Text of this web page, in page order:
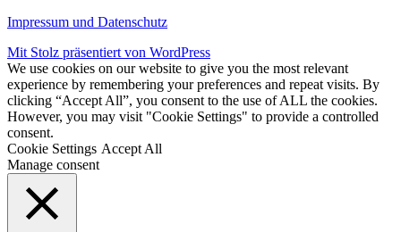
Impressum und Datenschutz
Mit Stolz präsentiert von WordPress
We use cookies on our website to give you the most relevant
experience by remembering your preferences and repeat visits. By
clicking “Accept All”, you consent to the use of ALL the cookies.
However, you may visit "Cookie Settings" to provide a controlled
consent.
Cookie Settings Accept All
Manage consent